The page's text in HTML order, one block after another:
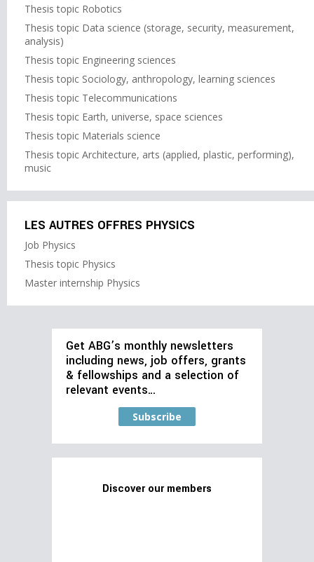
Thesis topic Robotics
Thesis topic Data science (storage, security, measurement,
analysis)
Thesis topic Engineering sciences
Thesis topic Sociology, anthropology, learning sciences
Thesis topic Telecommunications
Thesis topic Earth, universe, space sciences
Thesis topic Materials science
Thesis topic Architecture, arts (applied, plastic, performing),
music
LES AUTRES OFFRES PHYSICS
Job Physics
Thesis topic Physics
Master internship Physics
Get ABG’s monthly newsletters
including news, job offers, grants
& fellowships and a selection of
relevant events…
Subscribe
Discover our members